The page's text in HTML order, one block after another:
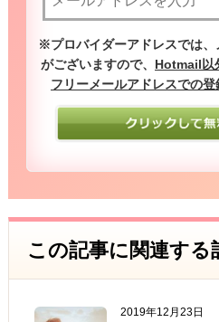
※プロバイダーアドレスでは
がございますので、 Hotmail以
フリーメールアドレスでの登
この記事に関連する
2019年12月23日